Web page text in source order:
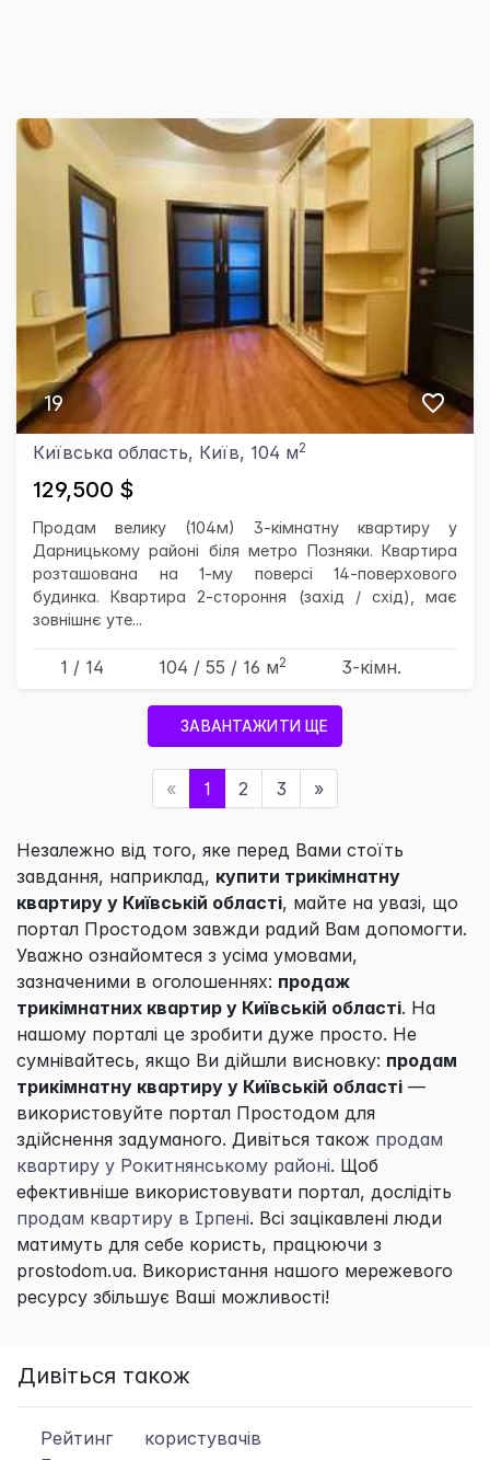
19
Київська область, Київ, 104 м2
129,500 $
Продам велику (104м) 3-кімнатну квартиру у
Дарницькому районі біля метро Позняки. Квартира
розташована на 1-му поверсі 14-поверхового
будинка. Квартира 2-стороння (захід / схід), має
зовнішнє уте...
1 / 14 104 / 55 / 16 м2 3-кімн.
« 1 2 3 »
ЗАВАНТАЖИТИ ЩЕ
Незалежно від того, яке перед Вами стоїть
завдання, наприклад, купити трикімнатну
квартиру у Київській області, майте на увазі, що
портал Простодом завжди радий Вам допомогти.
Уважно ознайомтеся з усіма умовами,
зазначеними в оголошеннях: продаж
трикімнатних квартир у Київській області. На
нашому порталі це зробити дуже просто. Не
сумнівайтесь, якщо Ви дійшли висновку: продам
трикімнатну квартиру у Київській області —
використовуйте портал Простодом для
здійснення задуманого. Дивіться також продам
квартиру у Рокитнянському районі. Щоб
ефективніше використовувати портал, дослідіть
продам квартиру в Ірпені. Всі зацікавлені люди
матимуть для себе користь, працюючи з
prostodom.ua. Використання нашого мережевого
ресурсу збільшує Ваші можливості!
Дивіться також
Рейтинг
користувачів